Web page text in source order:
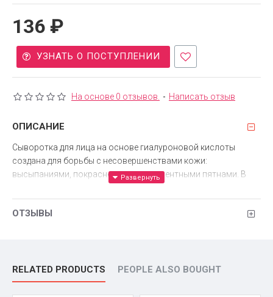
На основе 0 отзывов. - Написать отзыв
136 ₽
УЗНАТЬ О ПОСТУПЛЕНИИ
ОПИСАНИЕ
Сыворотка для лица на основе гиалуроновой кислоты
создана для борьбы с несовершенствами кожи:
высыпаниями, покраснениями и пигментными пятнами. В
оригинальной формы, которые удобно открывать и
использовать. Каждая капсула рассчитана на одно
Состав
ОТЗЫВЫ
RELATED PRODUCTS PEOPLE ALSO BOUGHT